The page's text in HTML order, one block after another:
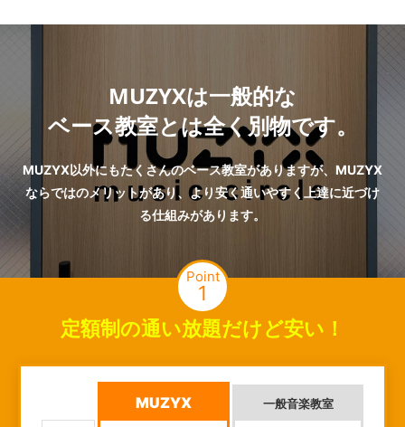
MUZYXは一般的な
ベース教室とは全く別物です。
MUZYX以外にもたくさんのベース教室がありますが、MUZYX
ならではのメリットがあり、より安く通いやすく上達に近づけ
る仕組みがあります。
Point
1
定額制の通い放題だけど安い！
MUZYX 一般音楽教室